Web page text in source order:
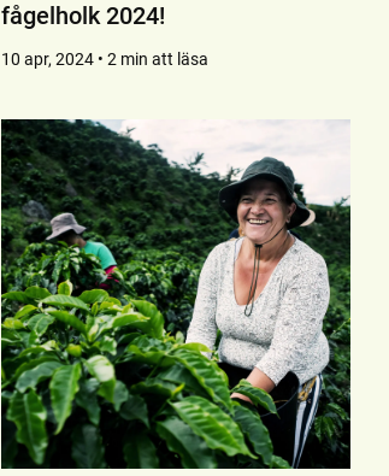
fågelholk 2024!
10 apr, 2024 • 2 min att läsa